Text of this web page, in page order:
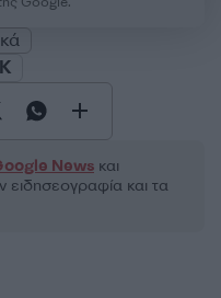
News και
ειδησεογραφία και τα